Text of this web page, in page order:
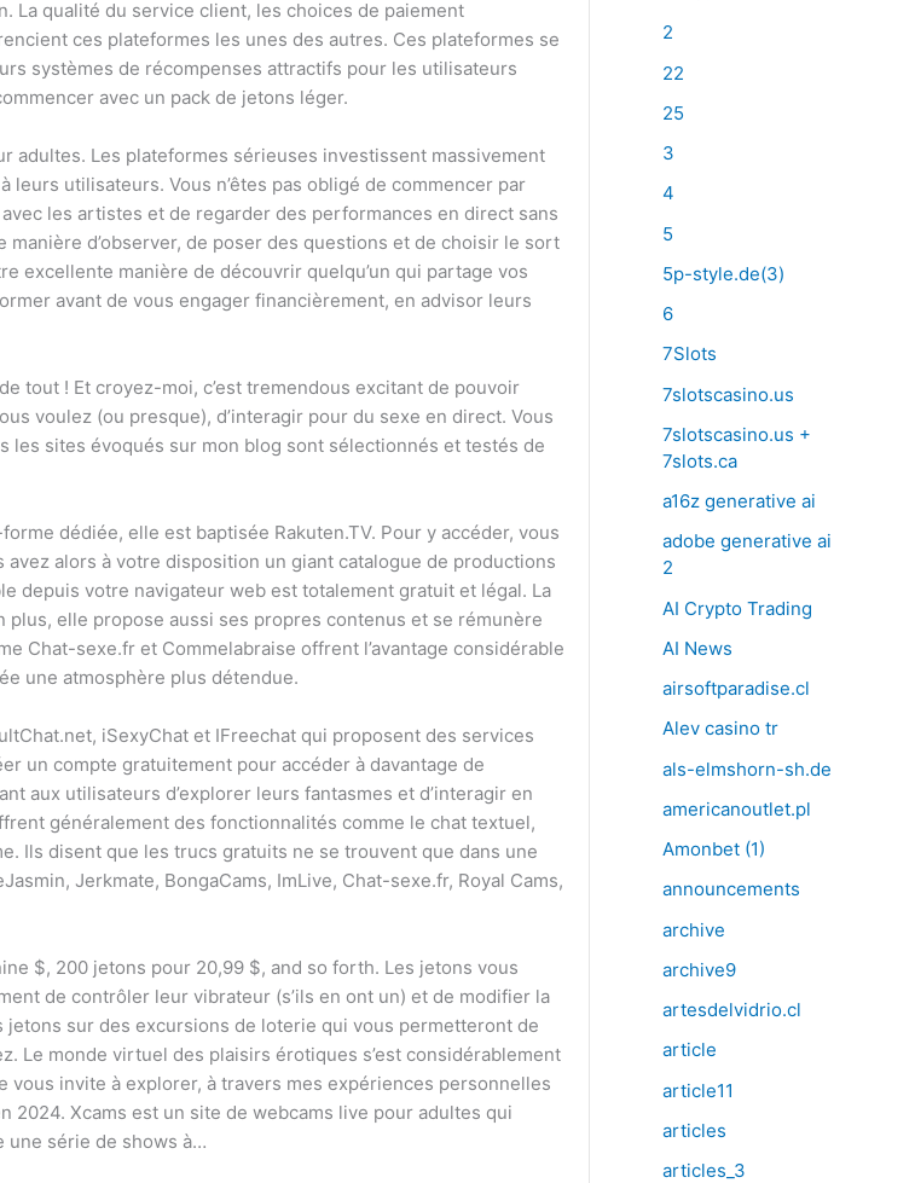
La qualité du service client, les choices de paiement
ces plateformes les unes des autres. Ces plateformes se
systèmes de récompenses attractifs pour les utilisateurs
avec un pack de jetons léger.
adultes. Les plateformes sérieuses investissent massivement
utilisateurs. Vous n’êtes pas obligé de commencer par
les artistes et de regarder des performances en direct sans
d’observer, de poser des questions et de choisir le sort
excellente manière de découvrir quelqu’un qui partage vos
avant de vous engager financièrement, en advisor leurs
tout ! Et croyez-moi, c’est tremendous excitant de pouvoir
voulez (ou presque), d’interagir pour du sexe en direct. Vous
les sites évoqués sur mon blog sont sélectionnés et testés de
dédiée, elle est baptisée Rakuten.TV. Pour y accéder, vous
alors à votre disposition un giant catalogue de productions
depuis votre navigateur web est totalement gratuit et légal. La
elle propose aussi ses propres contenus et se rémunère
Chat-sexe.fr et Commelabraise offrent l’avantage considérable
une atmosphère plus détendue.
iSexyChat et IFreechat qui proposent des services
un compte gratuitement pour accéder à davantage de
aux utilisateurs d’explorer leurs fantasmes et d’interagir en
généralement des fonctionnalités comme le chat textuel,
Ils disent que les trucs gratuits ne se trouvent que dans une
Jerkmate, BongaCams, ImLive, Chat-sexe.fr, Royal Cams,
$, 200 jetons pour 20,99 $, and so forth. Les jetons vous
de contrôler leur vibrateur (s’ils en ont un) et de modifier la
sur des excursions de loterie qui vous permetteront de
Le monde virtuel des plaisirs érotiques s’est considérablement
invite à explorer, à travers mes expériences personnelles
Xcams est un site de webcams live pour adultes qui
une série de shows à…
2
22
25
3
4
5
5p-style.de(3)
6
7Slots
7slotscasino.us
7slotscasino.us +
7slots.ca
a16z generative ai
adobe generative ai
2
AI Crypto Trading
AI News
airsoftparadise.cl
Alev casino tr
als-elmshorn-sh.de
americanoutlet.pl
Amonbet (1)
announcements
archive
archive9
artesdelvidrio.cl
article
article11
articles
articles_3